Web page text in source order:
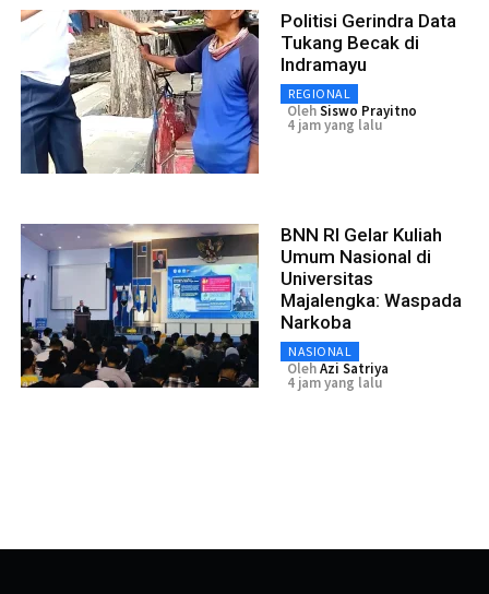
Politisi Gerindra Data
Tukang Becak di
Indramayu
REGIONAL
OlehSiswo Prayitno
4 jam yang lalu
BNN RI Gelar Kuliah
Umum Nasional di
Universitas
Majalengka: Waspada
Narkoba
NASIONAL
OlehAzi Satriya
4 jam yang lalu